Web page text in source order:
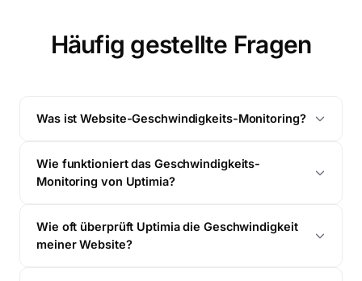
Häufig gestellte Fragen
Was ist Website-Geschwindigkeits-Monitoring?
Wie funktioniert das Geschwindigkeits-
Monitoring von Uptimia?
Wie oft überprüft Uptimia die Geschwindigkeit
meiner Website?